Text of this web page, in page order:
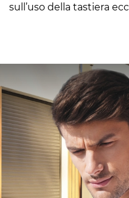
sull’uso della tastiera